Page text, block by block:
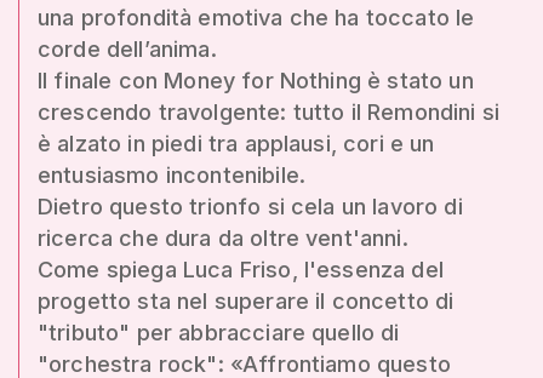
una profondità emotiva che ha toccato le
corde dell’anima.
Il finale con Money for Nothing è stato un
crescendo travolgente: tutto il Remondini si
è alzato in piedi tra applausi, cori e un
entusiasmo incontenibile.
Dietro questo trionfo si cela un lavoro di
ricerca che dura da oltre vent'anni.
Come spiega Luca Friso, l'essenza del
progetto sta nel superare il concetto di
"tributo" per abbracciare quello di
"orchestra rock": «Affrontiamo questo